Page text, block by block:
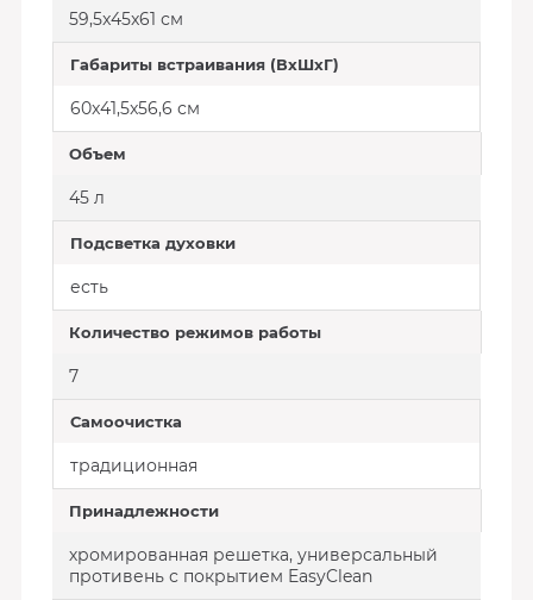
59,5x45x61 см
Габариты встраивания (ВхШхГ)
60x41,5x56,6 см
Объем
45 л
Подсветка духовки
есть
Количество режимов работы
7
Самоочистка
традиционная
Принадлежности
хромированная решетка, универсальный
противень с покрытием EasyClean